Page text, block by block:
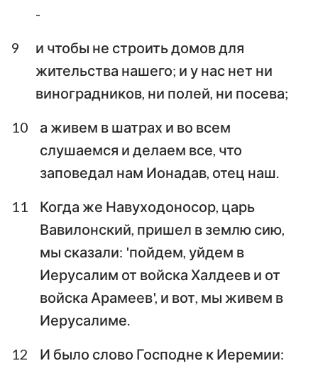
-
9
и чтобы не строить домов для
жительства нашего; и у нас нет ни
виноградников, ни полей, ни посева;
10
а живем в шатрах и во всем
слушаемся и делаем все, что
заповедал нам Ионадав, отец наш.
11
Когда же Навуходоносор, царь
Вавилонский, пришел в землю сию,
мы сказали: 'пойдем, уйдем в
Иерусалим от войска Халдеев и от
войска Арамеев', и вот, мы живем в
Иерусалиме.
12
И было слово Господне к Иеремии: